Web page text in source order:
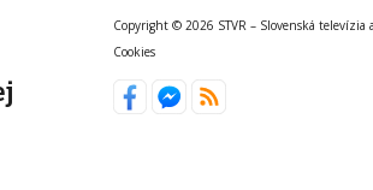
Copyright © 2026 STVR – Slovenská televízia
Cookies